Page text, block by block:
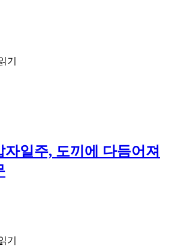
기
일주, 도끼에 다듬어져
기